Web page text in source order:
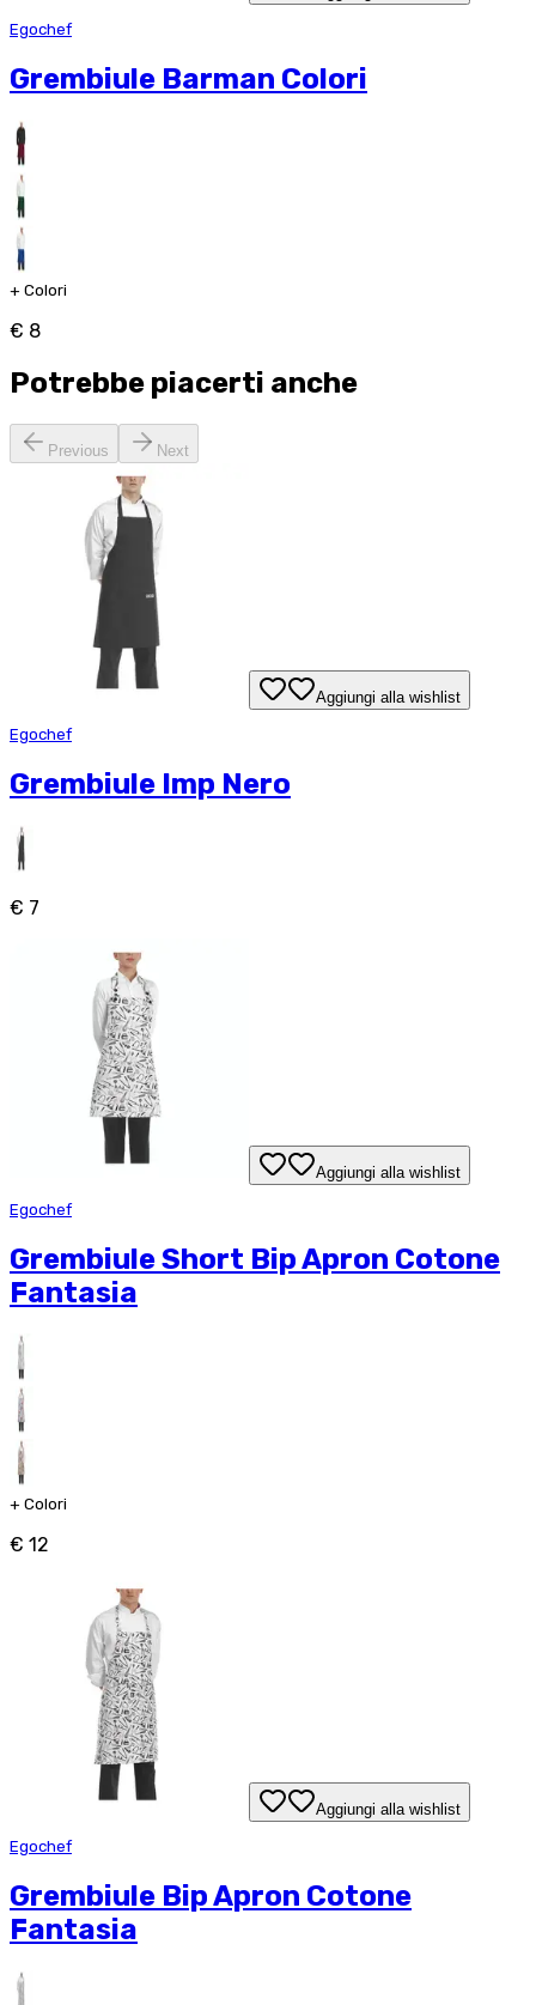
Egochef
Grembiule Barman Colori
+ Colori
€ 8
Potrebbe piacerti anche
Previous Next
Aggiungi alla wishlist
Egochef
Grembiule Imp Nero
€ 7
Aggiungi alla wishlist
Egochef
Grembiule Short Bip Apron Cotone
Fantasia
+ Colori
€ 12
Aggiungi alla wishlist
Egochef
Grembiule Bip Apron Cotone
Fantasia